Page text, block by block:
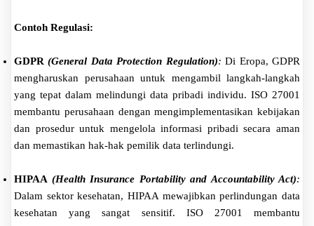
Contoh Regulasi:
GDPR(General Data Protection Regulation): Di Eropa, GDPR
mengharuskan perusahaan untuk mengambil langkah-langkah
yang tepat dalam melindungi data pribadi individu. ISO 27001
membantu perusahaan dengan mengimplementasikan kebijakan
dan prosedur untuk mengelola informasi pribadi secara aman
dan memastikan hak-hak pemilik data terlindungi.
HIPAA (Health Insurance Portability and Accountability Act):
Dalam sektor kesehatan, HIPAA mewajibkan perlindungan data
kesehatan yang sangat sensitif. ISO 27001 membantu